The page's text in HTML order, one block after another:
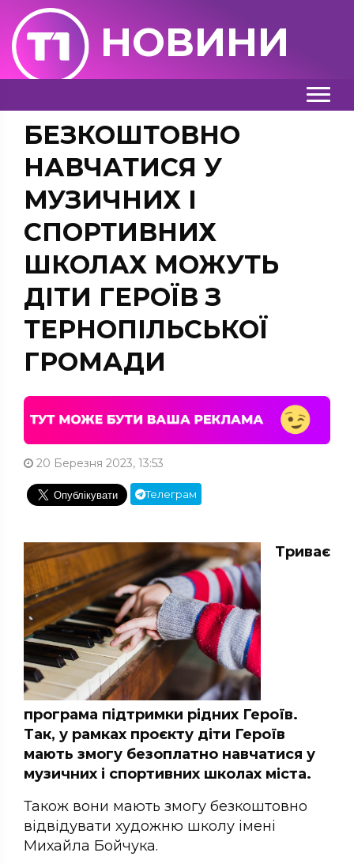
НОВИНИ
БЕЗКОШТОВНО
НАВЧАТИСЯ У
МУЗИЧНИХ І
СПОРТИВНИХ
ШКОЛАХ МОЖУТЬ
ДІТИ ГЕРОЇВ З
ТЕРНОПІЛЬСЬКОЇ
ГРОМАДИ
20 Березня 2023, 13:53
Телеграм
Триває
програма підтримки рідних Героїв.
Так, у рамках проєкту діти Героїв
мають змогу безоплатно навчатися у
музичних і спортивних школах міста.
Також вони мають змогу безкоштовно
відвідувати художню школу імені
Михайла Бойчука.